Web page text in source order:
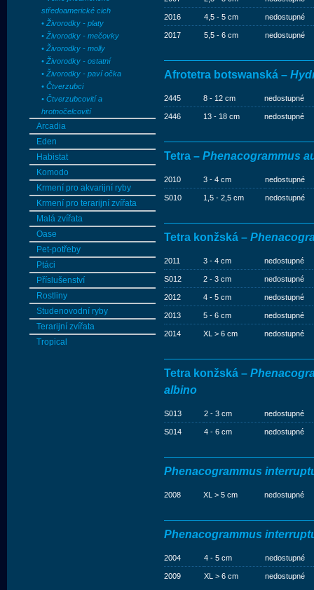
středoamerické cich
• Živorodky - platy
• Živorodky - mečovky
• Živorodky - molly
• Živorodky - ostatní
• Živorodky - paví očka
• Čtverzubci
• Čtverzubcovití a
hrotnočelcovití
Arcadia
Eden
Habistat
Komodo
Krmení pro akvarijní ryby
Krmení pro terarijní zvířata
Malá zvířata
Oase
Pet-potřeby
Ptáci
Příslušenství
Rostliny
Studenovodní ryby
Terarijní zvířata
Tropical
2016 4,5 - 5 cm nedostupné
2017 5,5 - 6 cm nedostupné
Afrotetra botswanská –
2445 8 - 12 cm nedostupné
2446 13 - 18 cm nedostupné
Tetra – Phenacogrammus
2010 3 - 4 cm nedostupné
S010 1,5 - 2,5 cm nedostupné
Tetra konžská –
2011 3 - 4 cm nedostupné
S012 2 - 3 cm nedostupné
2012 4 - 5 cm nedostupné
2013 5 - 6 cm nedostupné
2014 XL > 6 cm nedostupné
Tetra konžská –
albino
S013 2 - 3 cm nedostupné
S014 4 - 6 cm nedostupné
Phenacogrammus
2008 XL > 5 cm nedostupné
Phenacogrammus
2004 4 - 5 cm nedostupné
2009 XL > 6 cm nedostupné